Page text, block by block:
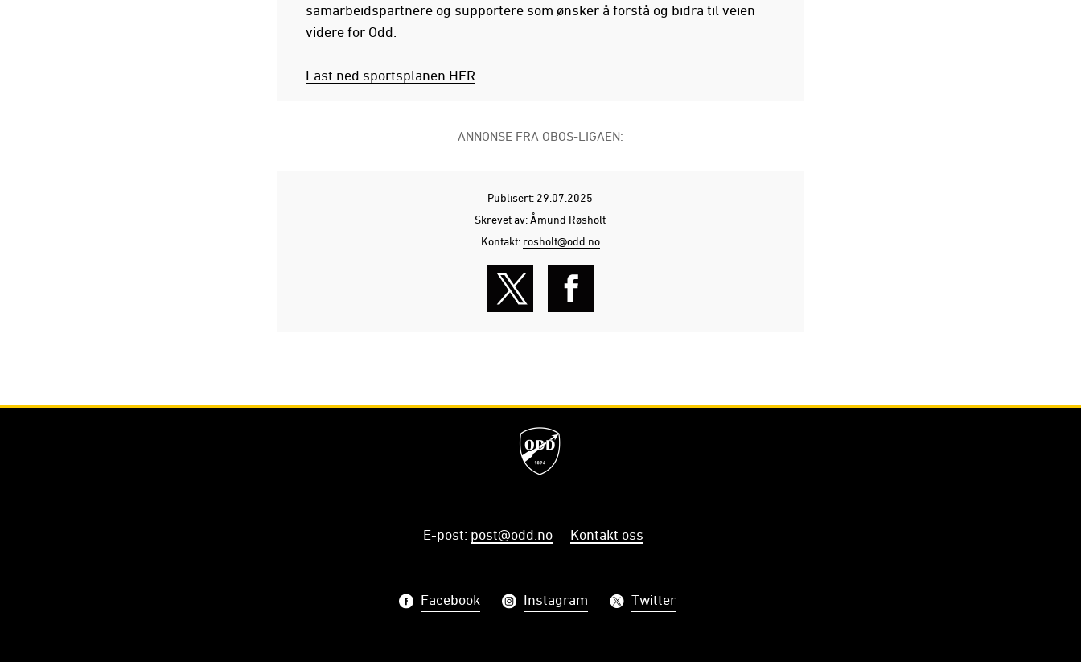
samarbeidspartnere og supportere som ønsker å forstå og bidra til veien
videre for Odd.
Last ned sportsplanen HER
ANNONSE FRA OBOS-LIGAEN:
Publisert: 29.07.2025
Skrevet av: Åmund Røsholt
Kontakt: rosholt@odd.no
E-post: post@odd.no Kontakt oss
Facebook Instagram Twitter